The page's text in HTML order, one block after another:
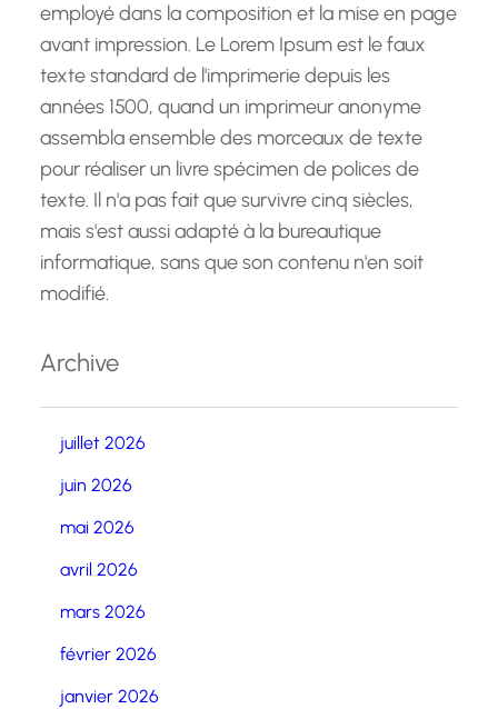
employé dans la composition et la mise en page
avant impression. Le Lorem Ipsum est le faux
texte standard de l'imprimerie depuis les
années 1500, quand un imprimeur anonyme
assembla ensemble des morceaux de texte
pour réaliser un livre spécimen de polices de
texte. Il n'a pas fait que survivre cinq siècles,
mais s'est aussi adapté à la bureautique
informatique, sans que son contenu n'en soit
modifié.
Archive
juillet 2026
juin 2026
mai 2026
avril 2026
mars 2026
février 2026
janvier 2026